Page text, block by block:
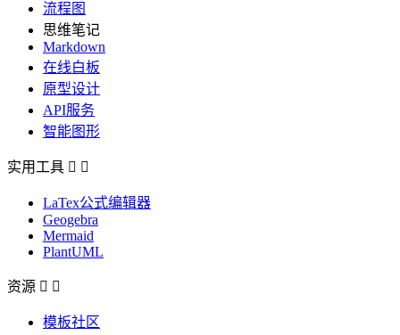
流程图
思维笔记
Markdown
在线白板
原型设计
API服务
智能图形
实用工具  
LaTex公式编辑器
Geogebra
Mermaid
PlantUML
资源  
模板社区